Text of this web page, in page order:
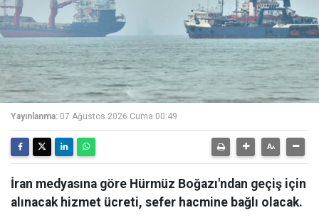
Yayınlanma: 07 Ağustos 2026 Cuma 00:49
İran medyasına göre Hürmüz Boğazı'ndan geçiş için
alınacak hizmet ücreti, sefer hacmine bağlı olacak.